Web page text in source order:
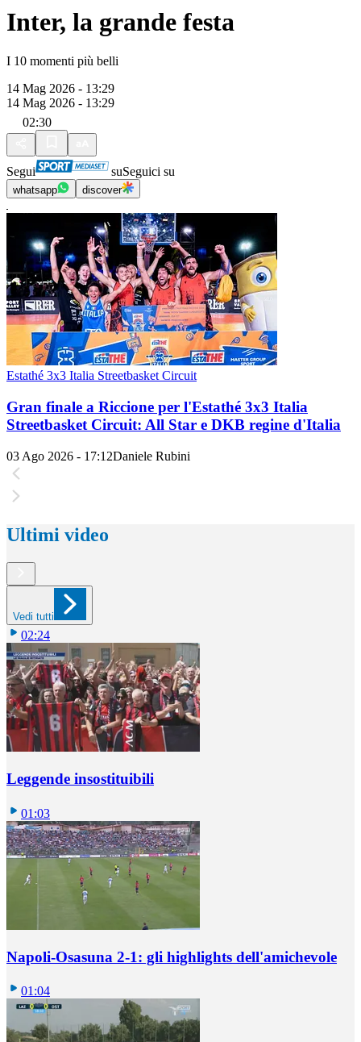
Inter, la grande festa
I 10 momenti più belli
14 Mag 2026 - 13:29
14 Mag 2026 - 13:29
02:30
Segui suSeguici su
whatsapp discover
Estathé 3x3 Italia Streetbasket Circuit
Gran finale a Riccione per l'Estathé 3x3 Italia
Streetbasket Circuit: All Star e DKB regine d'Italia
03 Ago 2026 - 17:12Daniele Rubini
Ultimi video
Vedi tutti
02:24
Leggende insostituibili
01:03
Napoli-Osasuna 2-1: gli highlights dell'amichevole
01:04